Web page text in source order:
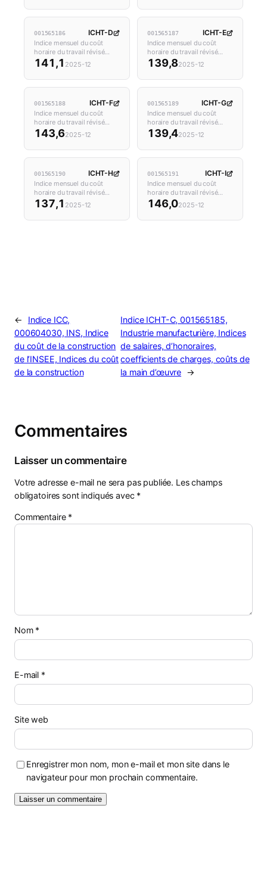
001565186 ICHT-D
Indice mensuel du coût
horaire du travail révisé…
141,1 2025-12
001565187 ICHT-E
Indice mensuel du coût
horaire du travail révisé…
139,82025-12
001565188 ICHT-F
Indice mensuel du coût
horaire du travail révisé…
143,62025-12
001565189 ICHT-G
Indice mensuel du coût
horaire du travail révisé…
139,42025-12
001565190 ICHT-H
Indice mensuel du coût
horaire du travail révisé…
137,1 2025-12
001565191 ICHT-I
Indice mensuel du coût
horaire du travail révisé…
146,02025-12
←
Indice ICC,
000604030, INS, Indice
du coût de la construction
de l’INSEE, Indices du coût
de la construction
Indice ICHT-C, 001565185,
Industrie manufacturière, Indices
de salaires, d’honoraires,
coefficients de charges, coûts de
la main d’œuvre →
Commentaires
Laisser un commentaire
Votre adresse e-mail ne sera pas publiée. Les champs
obligatoires sont indiqués avec *
Commentaire *
Nom *
E-mail *
Site web
Enregistrer mon nom, mon e-mail et mon site dans le
navigateur pour mon prochain commentaire.